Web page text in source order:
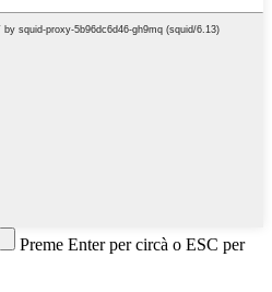
Preme Enter per circà o ESC per